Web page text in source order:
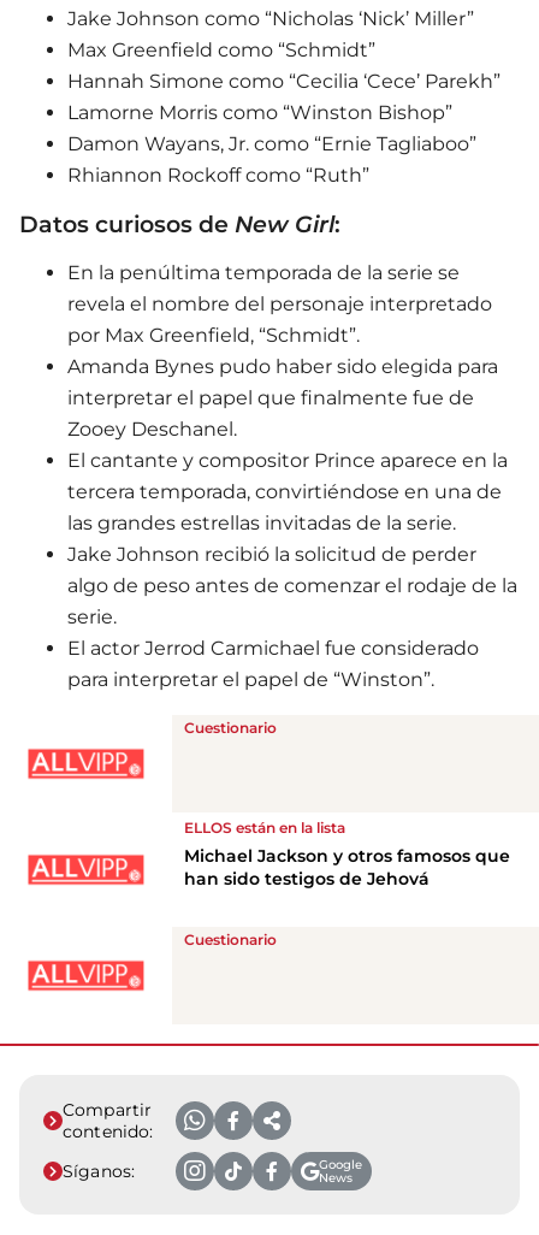
Jake Johnson como “Nicholas ‘Nick’ Miller”
Max Greenfield como “Schmidt”
Hannah Simone como “Cecilia ‘Cece’ Parekh”
Lamorne Morris como “Winston Bishop”
Damon Wayans, Jr. como “Ernie Tagliaboo”
Rhiannon Rockoff como “Ruth”
Datos curiosos de New Girl:
En la penúltima temporada de la serie se
revela el nombre del personaje interpretado
por Max Greenfield, “Schmidt”.
Amanda Bynes pudo haber sido elegida para
interpretar el papel que finalmente fue de
Zooey Deschanel.
El cantante y compositor Prince aparece en la
tercera temporada, convirtiéndose en una de
las grandes estrellas invitadas de la serie.
Jake Johnson recibió la solicitud de perder
algo de peso antes de comenzar el rodaje de la
serie.
El actor Jerrod Carmichael fue considerado
para interpretar el papel de “Winston”.
Cuestionario
ELLOS están en la lista
Michael Jackson y otros famosos que
han sido testigos de Jehová
Cuestionario
Compartir
contenido:
Síganos:
Google
News